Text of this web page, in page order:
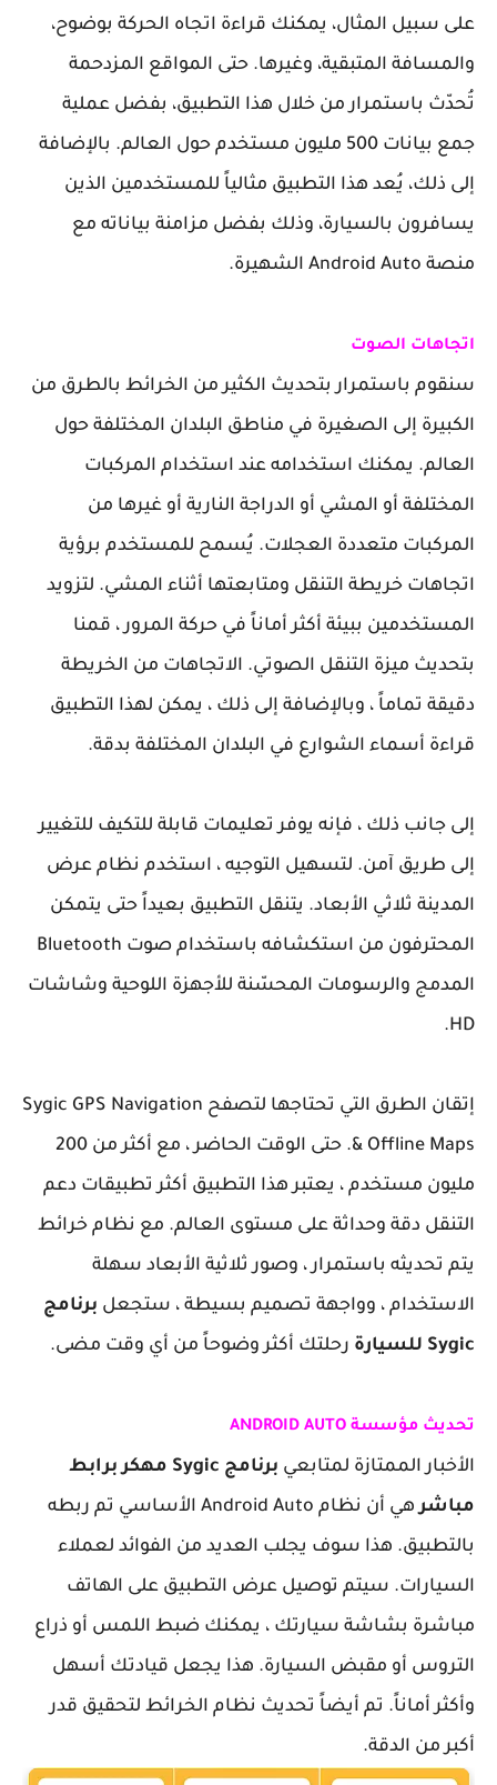
على سبيل المثال، يمكنك قراءة اتجاه الحركة بوضوح،
والمسافة المتبقية، وغيرها. حتى المواقع المزدحمة
تُحدّث باستمرار من خلال هذا التطبيق، بفضل عملية
جمع بيانات 500 مليون مستخدم حول العالم. بالإضافة
إلى ذلك، يُعد هذا التطبيق مثالياً للمستخدمين الذين
يسافرون بالسيارة، وذلك بفضل مزامنة بياناته مع
منصة Android Auto الشهيرة.
اتجاهات الصوت
سنقوم باستمرار بتحديث الكثير من الخرائط بالطرق من
الكبيرة إلى الصغيرة في مناطق البلدان المختلفة حول
العالم. يمكنك استخدامه عند استخدام المركبات
المختلفة أو المشي أو الدراجة النارية أو غيرها من
المركبات متعددة العجلات. يُسمح للمستخدم برؤية
اتجاهات خريطة التنقل ومتابعتها أثناء المشي. لتزويد
المستخدمين ببيئة أكثر أماناً في حركة المرور ، قمنا
بتحديث ميزة التنقل الصوتي. الاتجاهات من الخريطة
دقيقة تماماً ، وبالإضافة إلى ذلك ، يمكن لهذا التطبيق
قراءة أسماء الشوارع في البلدان المختلفة بدقة.
إلى جانب ذلك ، فإنه يوفر تعليمات قابلة للتكيف للتغيير
إلى طريق آمن. لتسهيل التوجيه ، استخدم نظام عرض
المدينة ثلاثي الأبعاد. يتنقل التطبيق بعيداً حتى يتمكن
المحترفون من استكشافه باستخدام صوت Bluetooth
المدمج والرسومات المحسّنة للأجهزة اللوحية وشاشات
HD.
إتقان الطرق التي تحتاجها لتصفح Sygic GPS Navigation
& Offline Maps. حتى الوقت الحاضر ، مع أكثر من 200
مليون مستخدم ، يعتبر هذا التطبيق أكثر تطبيقات دعم
التنقل دقة وحداثة على مستوى العالم. مع نظام خرائط
يتم تحديثه باستمرار ، وصور ثلاثية الأبعاد سهلة
الاستخدام ، وواجهة تصميم بسيطة ، ستجعل برنامج
Sygic للسيارة
رحلتك أكثر وضوحاً من أي وقت مضى.
تحديث مؤسسة ANDROID AUTO
الأخبار الممتازة لمتابعي
برنامج Sygic مهكر برابط
مباشر
هي أن نظام Android Auto الأساسي تم ربطه
بالتطبيق. هذا سوف يجلب العديد من الفوائد لعملاء
السيارات. سيتم توصيل عرض التطبيق على الهاتف
مباشرة بشاشة سيارتك ، يمكنك ضبط اللمس أو ذراع
التروس أو مقبض السيارة. هذا يجعل قيادتك أسهل
وأكثر أماناً. تم أيضاً تحديث نظام الخرائط لتحقيق قدر
أكبر من الدقة.